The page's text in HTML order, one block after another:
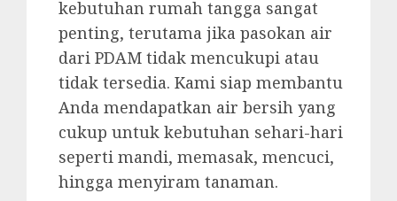
kebutuhan rumah tangga sangat
penting, terutama jika pasokan air
dari PDAM tidak mencukupi atau
tidak tersedia. Kami siap membantu
Anda mendapatkan air bersih yang
cukup untuk kebutuhan sehari-hari
seperti mandi, memasak, mencuci,
hingga menyiram tanaman.